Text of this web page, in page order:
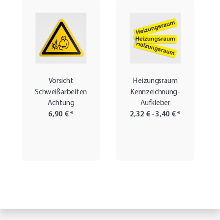
Vorsicht
Schweißarbeiten
Achtung
6,90 €*
Heizungsraum
Kennzeichnung-
Aufkleber
2,32 € -3,40 €*